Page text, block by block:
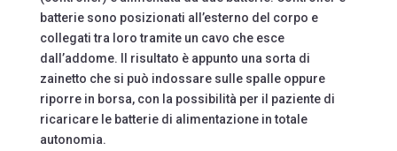
batterie sono posizionati all’esterno del corpo e
collegati tra loro tramite un cavo che esce
dall’addome. Il risultato è appunto una sorta di
zainetto che si può indossare sulle spalle oppure
riporre in borsa, con la possibilità per il paziente di
ricaricare le batterie di alimentazione in totale
autonomia.